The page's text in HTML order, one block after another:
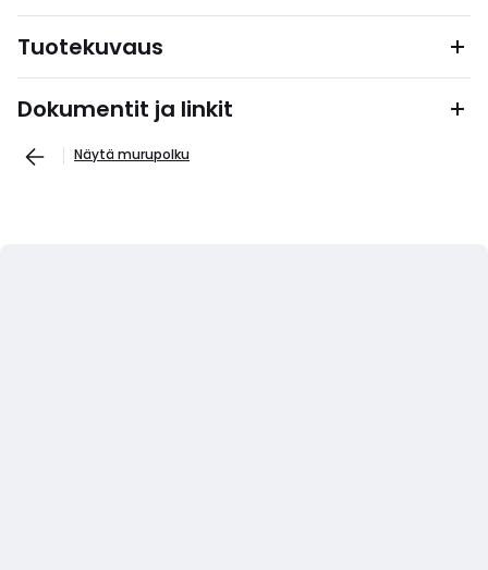
Tuotekuvaus
Dokumentit ja linkit
Näytä murupolku